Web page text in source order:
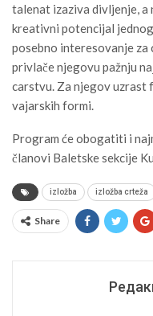
talenat izaziva divljenje,
kreativni potencijal
posebno interesovanje
privlače njegovu pažnju
carstvu. Za njegov uzrast
vajarskih formi.
Program će obogatiti i
članovi Baletske sekcije
izložba izložba crteža
Share